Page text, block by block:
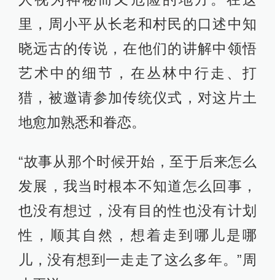
里，周小平从长老和村民的口述中知
晓远古的传说，在他们的讲解中领悟
艺术中的细节，在丛林中行走、打
猎，被邀请参加传统仪式，对这片土
地愈加熟悉和眷恋。
“故事从那个时候开始，至于后来怎么
发展，我当时根本不知道怎么回事，
也没有想过，没有目的性也没有计划
性，顺其自然，想着走到哪儿是哪
儿，没有想到一走走了这么多年。”周